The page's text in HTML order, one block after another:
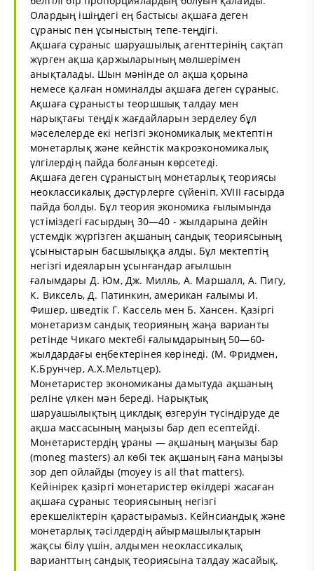
Олардың ішіңдегі ең бастысы ақшаға деген
сұраныс пен ұсыныстың тепе-теңдігі.
Ақшаға сұраныс шаруашылық агенттерінің сақтап
жүрген ақша қаржыларының мөлшерімен
анықталады. Шын мәнінде ол ақша қорына
немесе қалған номиналды ақшаға деген сұраныс.
Ақшаға сұранысты теоршшық талдау мен
нарықтағы теңдік жағдайларын зерделеу бұл
мәселелерде екі негізгі экономикалық мектептін
монетарлық және кейнстік макроэкономикалық
үлгілердің пайда болғанын көрсетеді.
Ақшаға деген сұраныстың монетарлық теориясы
неоклассикалық дәстүрлерге сүйеніп, XVIII ғасырда
пайда болды. Бұл теория экономика ғылымында
үстіміздегі ғасырдың 30—40 - жылдарына дейін
үстемдік жүргізген ақшаның сандық теориясының
ұсыныстарын басшылыққа алды. Бұл мектептің
негізгі идеяларын ұсынғандар ағылшын
ғалымдары Д. Юм, Дж. Милль, А. Маршалл, А. Пигу,
К. Виксель, Д. Патинкин, американ ғалымы И.
Фишер, шведтік Г. Кассель мен Б. Хансен. Қазіргі
монетаризм сандық теорияның жаңа варианты
ретінде Чикаго мектебі ғалымдарының 50—60-
жылдардағы еңбектерінея көрінеді. (М. Фридмен,
К.Брунчер, А.X.Мельтцер).
Монетаристер экономиканы дамытуда ақшаның
реліне үлкен мән береді. Нарықтық
шаруашылықтың циклдық өзгеруін түсіндіруде де
ақша массасының маңызы бар деп есептейді.
Монетаристердің ұраны — ақшаның маңызы бар
(moneg masters) ал көбі тек ақшаның ғана маңызы
зор деп ойлайды (moyey is all that matters).
Кейінірек қазіргі монетаристер өкілдері жасаған
ақшаға сұраныс теориясының негізгі
ерекшеліктерін қарастырамыз. Кейнсиандық және
монетарлық тәсілдердің айырмашылықтарын
жақсы білу үшін, алдымен неоклассикалық
варианттың сандық теориясына талдау жасайық.